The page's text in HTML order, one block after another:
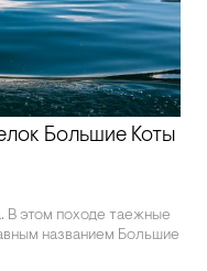
Большие Коты
В этом походе таежные
названием Большие